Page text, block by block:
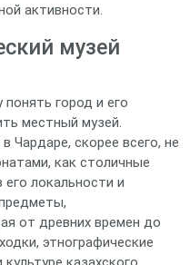
активности.
музей
город и его
местный музей.
Чардаре, скорее всего, не
как столичные
локальности и
от древних времен до
этнографические